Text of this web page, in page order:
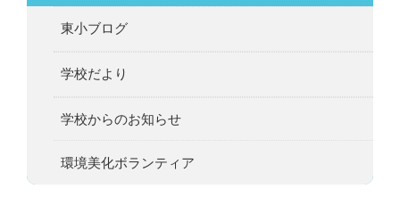
東小ブログ
学校だより
学校からのお知らせ
環境美化ボランティア